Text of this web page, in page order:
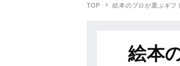
TOP 絵本のプロが選ぶギフ
絵本